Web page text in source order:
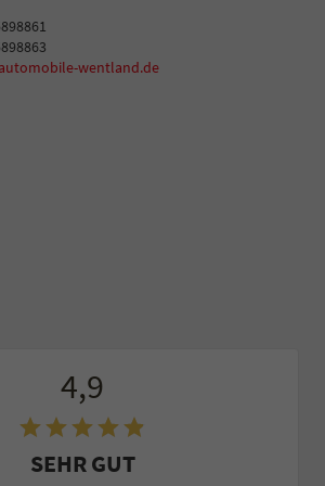
wentland.de
4,9
SEHR GUT